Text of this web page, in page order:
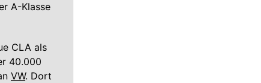
A-Klasse
CLA als
40.000
VW. Dort